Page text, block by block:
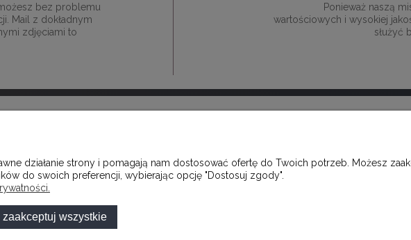
bez problemu
Mail z dokładnym
zdjęciami to
Ponieważ naszą
wartościowych i wysokiej
służyć
NAJCZĘŚCIEJ ZADAWANE PYTANIA
DOSTAWY
I PŁATNOSCI
TWOJE ZAMÓWIENIA
działanie strony i pomagają nam dostosować ofertę do Twoich potrzeb. Możesz
do swoich preferencji, wybierając opcję "Dostosuj zgody".
zaakceptuj wszystkie